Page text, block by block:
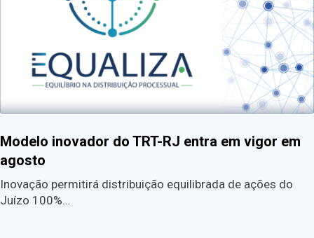
Modelo inovador do TRT-RJ entra em vigor em
agosto
Inovação permitirá distribuição equilibrada de ações do
Juízo 100%…